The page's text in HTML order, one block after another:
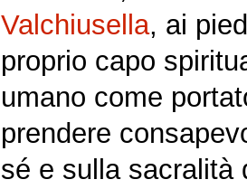
Valchiusella, ai
proprio capo
umano come
prendere
sé e sulla sacralità